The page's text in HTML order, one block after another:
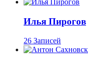
Илья Пирогов
26 Записей